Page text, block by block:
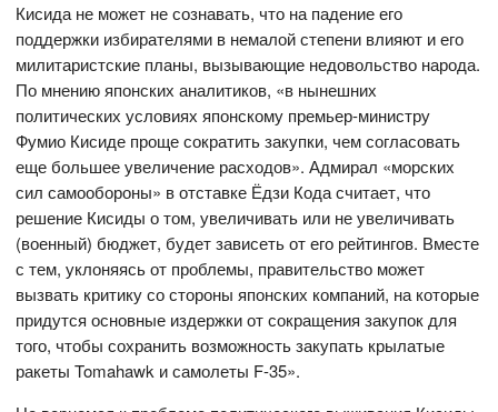
Кисида не может не сознавать, что на падение его
поддержки избирателями в немалой степени влияют и его
милитаристские планы, вызывающие недовольство народа.
По мнению японских аналитиков, «в нынешних
политических условиях японскому премьер-министру
Фумио Кисиде проще сократить закупки, чем согласовать
еще большее увеличение расходов». Адмирал «морских
сил самообороны» в отставке Ёдзи Кода считает, что
решение Кисиды о том, увеличивать или не увеличивать
(военный) бюджет, будет зависеть от его рейтингов. Вместе
с тем, уклоняясь от проблемы, правительство может
вызвать критику со стороны японских компаний, на которые
придутся основные издержки от сокращения закупок для
того, чтобы сохранить возможность закупать крылатые
ракеты Tomahawk и самолеты F-35».